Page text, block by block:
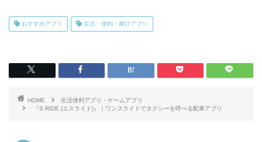
おすすめアプリ 生活・便利・家計アプリ
HOME
生活便利アプリ・ゲームアプリ
『S.RIDE (エスライド)』｜ワンスライドでタクシーを呼べる配車アプリ